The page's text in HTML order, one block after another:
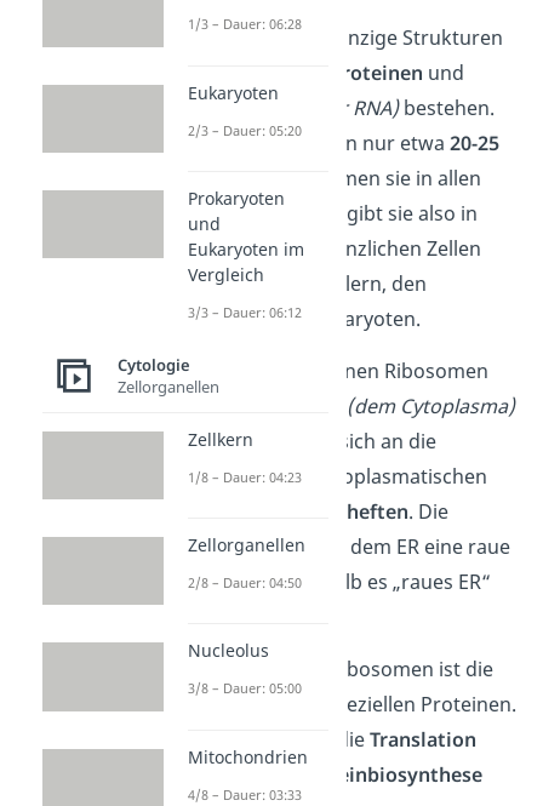
Ribosomensind winzige Strukturen
Proteinen und
rRNA(ribosomaler RNA)bestehen.
Mit einer Größe von nur etwa20-25
kommen sie in allen
Lebewesen vor. Es gibt sie also in
tierischen und pflanzlichen Zellen
aber auch in Einzellern, den
sogenannten Prokaryoten.
Je nach Zelltyp können Ribosomen
(dem Cytoplasma)
vorkommen oder sich an die
Membran des endoplasmatischen
anheften. Die
Anheftung verleiht dem ER eine raue
Oberfläche, weshalb es „raues ER“
Die Aufgabe von Ribosomen ist die
Herstellung von speziellen Proteinen.
Diese werden für dieTranslation
Proteinbiosynthese
1/3 – Dauer: 06:28
Eukaryoten
2/3 – Dauer: 05:20
Prokaryoten
und
Eukaryoten im
Vergleich
3/3 – Dauer: 06:12
Cytologie
Zellorganellen
Zellkern
1/8 – Dauer: 04:23
Zellorganellen
2/8 – Dauer: 04:50
Nucleolus
3/8 – Dauer: 05:00
Mitochondrien
4/8 – Dauer: 03:33